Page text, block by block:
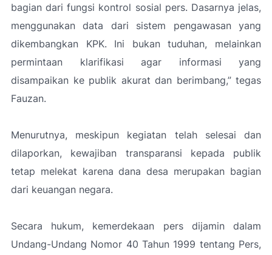
bagian dari fungsi kontrol sosial pers. Dasarnya jelas,
menggunakan data dari sistem pengawasan yang
dikembangkan KPK. Ini bukan tuduhan, melainkan
permintaan klarifikasi agar informasi yang
disampaikan ke publik akurat dan berimbang,”tegas
Fauzan.
Menurutnya, meskipun kegiatan telah selesai dan
dilaporkan, kewajiban transparansi kepada publik
tetap melekat karena dana desa merupakan bagian
dari keuangan negara.
Secara hukum, kemerdekaan pers dijamin dalam
Undang-Undang Nomor 40 Tahun 1999 tentang Pers,